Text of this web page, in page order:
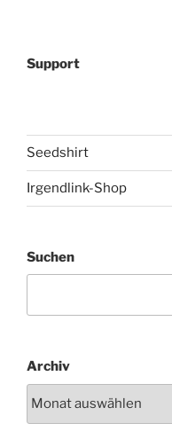
Support
Seedshirt
Irgendlink-Shop
Suchen
Archiv